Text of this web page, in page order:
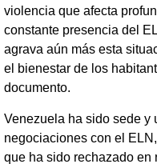
violencia que afecta
constante presencia del
agrava aún más esta
el bienestar de los
documento.
Venezuela ha sido sede y
negociaciones con el
que ha sido rechazado en